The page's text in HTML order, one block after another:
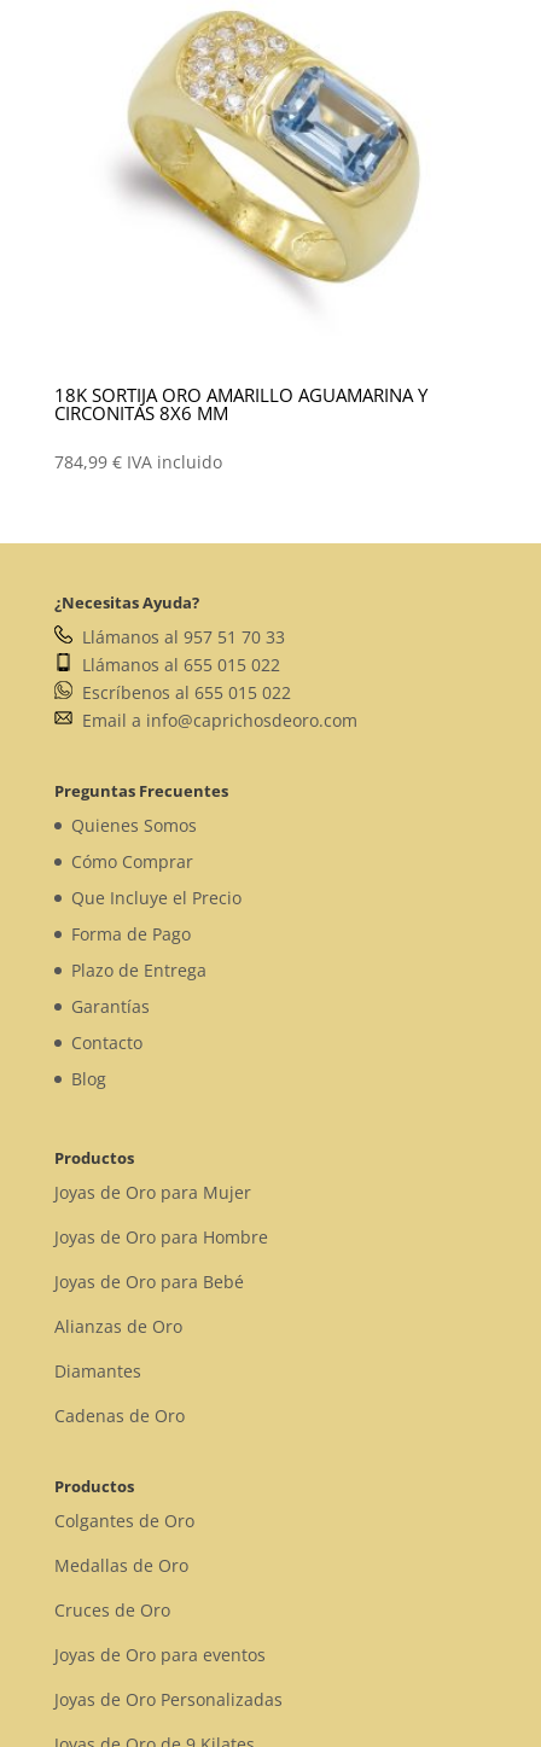
18K SORTIJA ORO AMARILLO AGUAMARINA Y
CIRCONITAS 8X6 MM
784,99 € IVA incluido
¿Necesitas Ayuda?
Llámanos al 957 51 70 33
Llámanos al 655 015 022
Escríbenos al 655 015 022
Email a info@caprichosdeoro.com
Preguntas Frecuentes
Quienes Somos
Cómo Comprar
Que Incluye el Precio
Forma de Pago
Plazo de Entrega
Garantías
Contacto
Blog
Productos
Joyas de Oro para Mujer
Joyas de Oro para Hombre
Joyas de Oro para Bebé
Alianzas de Oro
Diamantes
Cadenas de Oro
Productos
Colgantes de Oro
Medallas de Oro
Cruces de Oro
Joyas de Oro para eventos
Joyas de Oro Personalizadas